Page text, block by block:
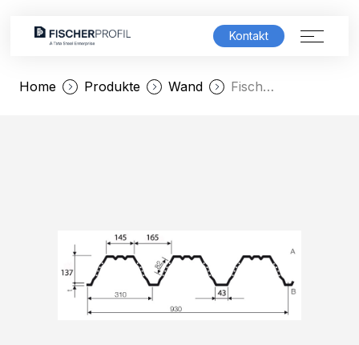
Kontakt
Produktwelt
Unternehmen
Karriere
Home Produkte Wand FischerTRAPEZ AK 135/310